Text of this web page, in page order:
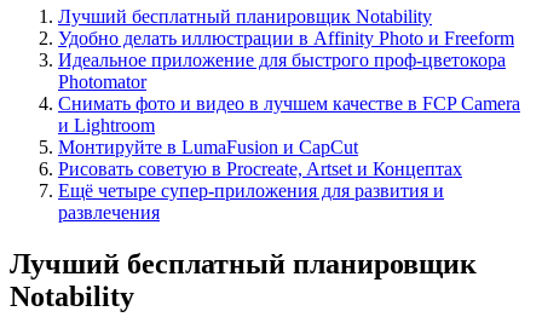
Лучший бесплатный планировщик Notability
Удобно делать иллюстрации в Affinity Photo и Freeform
Идеальное приложение для быстрого проф‑цветокора
Photomator
Снимать фото и видео в лучшем качестве в FCP Camera
и Lightroom
Монтируйте в LumaFusion и CapCut
Рисовать советую в Procreate, Artset и Концептах
Ещё четыре супер-приложения для развития и
развлечения
Лучший бесплатный планировщик
Notability